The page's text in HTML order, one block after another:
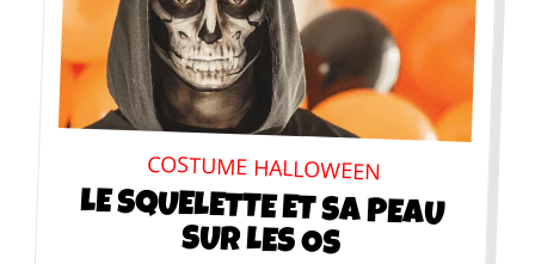
COSTUME HALLOWEEN
LE SQUELETTE ET SA PEAU
SUR LES OS